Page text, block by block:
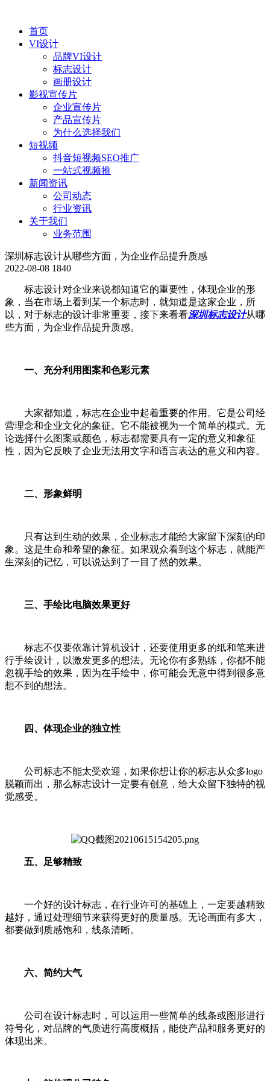
首页
VI设计
品牌VI设计
标志设计
画册设计
影视宣传片
企业宣传片
产品宣传片
为什么选择我们
短视频
抖音短视频SEO推广
一站式视频推
新闻资讯
公司动态
行业资讯
关于我们
业务范围
深圳标志设计从哪些方面，为企业作品提升质感
2022-08-08 1840
标志设计对企业来说都知道它的重要性，体现企业的形
象，当在市场上看到某一个标志时，就知道是这家企业，所
以，对于标志的设计非常重要，接下来看看深圳标志设计从哪
些方面，为企业作品提升质感。
一、充分利用图案和色彩元素
大家都知道，标志在企业中起着重要的作用。它是公司经
营理念和企业文化的象征。它不能被视为一个简单的模式。无
论选择什么图案或颜色，标志都需要具有一定的意义和象征
性，因为它反映了企业无法用文字和语言表达的意义和内容。
二、形象鲜明
只有达到生动的效果，企业标志才能给大家留下深刻的印
象。这是生命和希望的象征。如果观众看到这个标志，就能产
生深刻的记忆，可以说达到了一目了然的效果。
三、手绘比电脑效果更好
标志不仅要依靠计算机设计，还要使用更多的纸和笔来进
行手绘设计，以激发更多的想法。无论你有多熟练，你都不能
忽视手绘的效果，因为在手绘中，你可能会无意中得到很多意
想不到的想法。
四、体现企业的独立性
公司标志不能太受欢迎，如果你想让你的标志从众多logo
脱颖而出，那么标志设计一定要有创意，给大众留下独特的视
觉感受。
五、足够精致
一个好的设计标志，在行业许可的基础上，一定要越精致
越好，通过处理细节来获得更好的质量感。无论画面有多大，
都要做到质感饱和，线条清晰。
六、简约大气
公司在设计标志时，可以运用一些简单的线条或图形进行
符号化，对品牌的气质进行高度概括，能使产品和服务更好的
体现出来。